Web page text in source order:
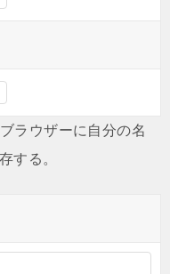
ラウザーに自分の名
する。